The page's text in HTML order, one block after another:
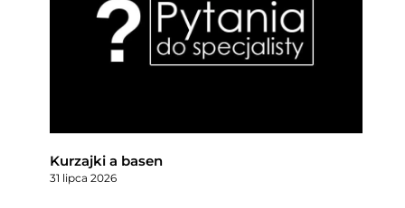
Kurzajki a basen
31 lipca 2026